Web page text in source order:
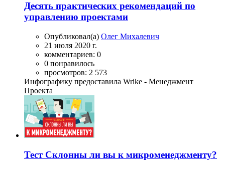
Десять практических рекомендаций по
управлению проектами
Опубликовал(а) Олег Михалевич
21 июля 2020 г.
комментариев: 0
0 понравилось
просмотров: 2 573
Инфографику предоставила Wrike - Менеджмент
Проекта
Тест Склонны ли вы к микроменеджменту?